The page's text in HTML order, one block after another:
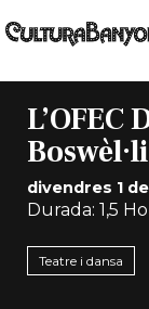
L’OFEC
divendres 1
Durada: 1,5
Teatre i dansa